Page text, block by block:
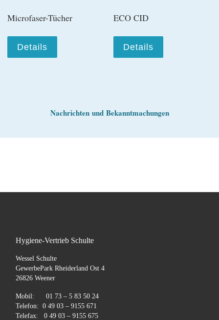
Microfaser-Tücher
Details
ECO CID
Details
Nachrichten und Bekanntmachungen
Hygiene-Vertrieb Schulte
Wessel Schulte
GewerbePark Rheiderland Ost 4
26826 Weener
Mobil: 01 73 – 5 83 50 24
Telefon: 0 49 03 – 9155 671
Telefax: 0 49 03 – 9155 675